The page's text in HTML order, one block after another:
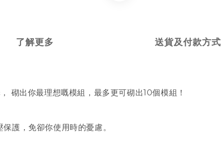
了解更多 送貨及付款方式
砌出你最理想嘅模組，最多更可砌出10個模組！
護，免卻你使用時的憂慮。